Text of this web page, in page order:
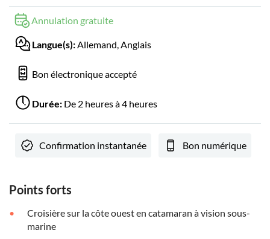
Annulation gratuite
Langue(s):Allemand, Anglais
Bon électronique accepté
Durée: De 2 heures à 4 heures
Confirmation instantanée Bon numérique
Points forts
Croisière sur la côte ouest en catamaran à vision sous-
marine